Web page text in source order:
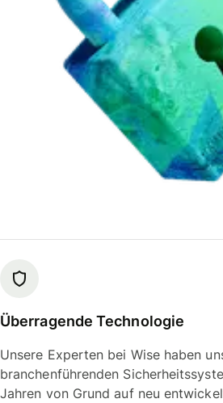
Überragende Technologie
Unsere Experten bei Wise haben
branchenführenden
Jahren von Grund auf neu